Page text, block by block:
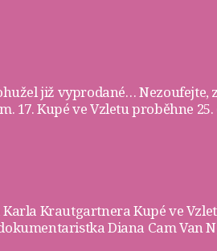
již vyprodané… Nezoufejte,
Kupé ve Vzletu proběhne 25.
Karla KrautgartneraKupé ve
Diana Cam Van